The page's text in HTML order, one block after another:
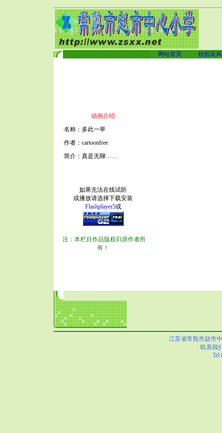
网站首页 校园采风
动画介绍
·名称：多此一举
·作者：cartoonfree
·简介：真是无聊……
如果无法在线试听
或播放请选择下载安装
Flashplayer5或
注：本栏目作品版权归原作者所
有！
江苏省常熟市赵市
联系我
Tel